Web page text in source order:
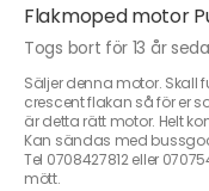
Flakmoped motor
Togs bort för 13 år
Säljer denna motor.
crescent flakan så för er
är detta rätt motor. Helt
Kan sändas med
Tel 0708427812 eller
mött.